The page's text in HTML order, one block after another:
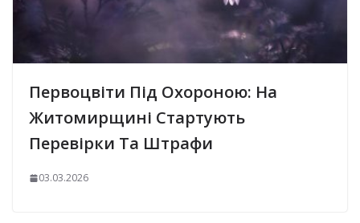
Первоцвіти Під Охороною: На
Житомирщині Стартують
Перевірки Та Штрафи
03.03.2026